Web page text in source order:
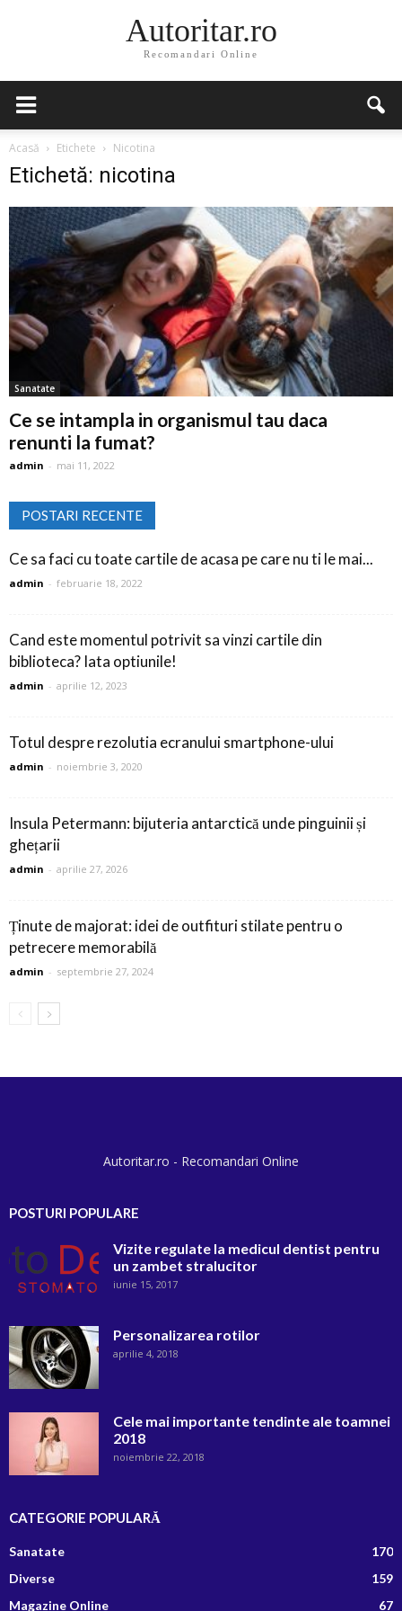
Autoritar.ro
Recomandari Online
Acasă Etichete Nicotina
Etichetă: nicotina
Sanatate
Ce se intampla in organismul tau daca
renunti la fumat?
admin - mai 11, 2022
POSTARI RECENTE
Ce sa faci cu toate cartile de acasa pe care nu ti le mai...
admin - februarie 18, 2022
Cand este momentul potrivit sa vinzi cartile din
biblioteca? Iata optiunile!
admin - aprilie 12, 2023
Totul despre rezolutia ecranului smartphone-ului
admin - noiembrie 3, 2020
Insula Petermann: bijuteria antarctică unde pinguinii și
ghețarii
admin - aprilie 27, 2026
Ținute de majorat: idei de outfituri stilate pentru o
petrecere memorabilă
admin - septembrie 27, 2024
Autoritar.ro - Recomandari Online
POSTURI POPULARE
Vizite regulate la medicul dentist pentru
un zambet stralucitor
iunie 15, 2017
Personalizarea rotilor
aprilie 4, 2018
Cele mai importante tendinte ale toamnei
2018
noiembrie 22, 2018
CATEGORIE POPULARĂ
Sanatate
170
Diverse
159
Magazine Online
67